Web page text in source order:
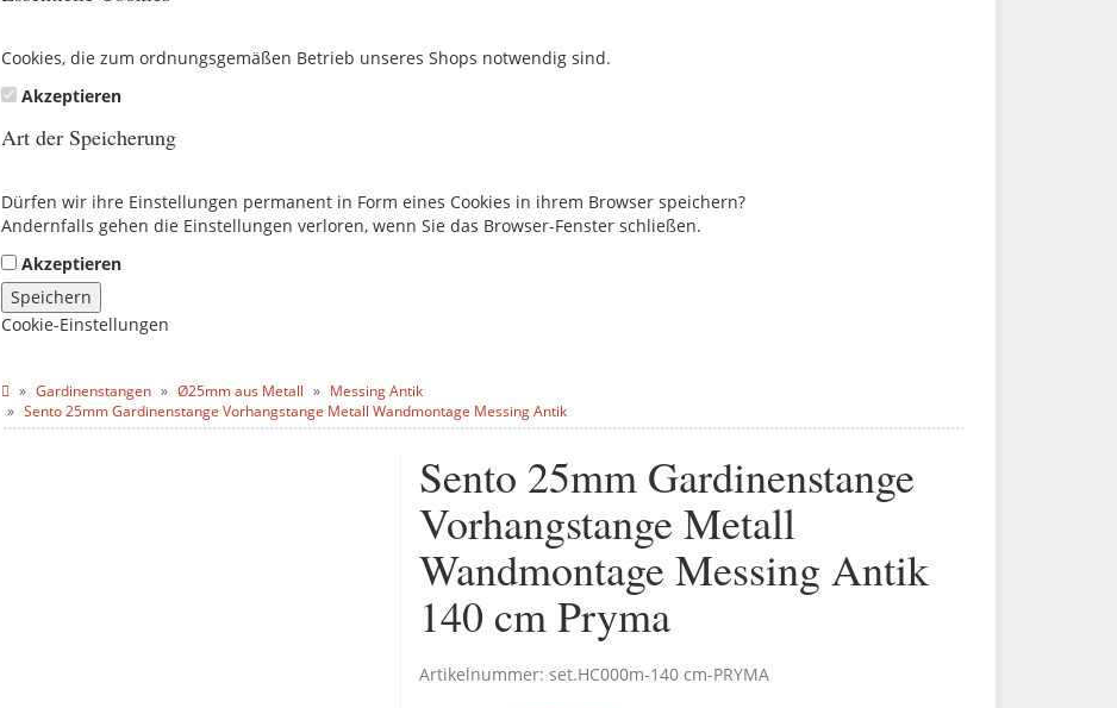
Cookies, die zum ordnungsgemäßen Betrieb unseres Shops notwendig sind.
Akzeptieren
Art der Speicherung
Dürfen wir ihre Einstellungen permanent in Form eines Cookies in ihrem Browser speichern?
Andernfalls gehen die Einstellungen verloren, wenn Sie das Browser-Fenster schließen.
Akzeptieren
Speichern
Cookie-Einstellungen
Gardinenstangen Ø25mm aus Metall
Messing Antik
Sento 25mm Gardinenstange Vorhangstange Metall Wandmontage Messing Antik
Sento 25mm Gardinenstange
Vorhangstange Metall
Wandmontage Messing Antik
140 cm Pryma
Artikelnummer: set.HC000m-140 cm-PRYMA